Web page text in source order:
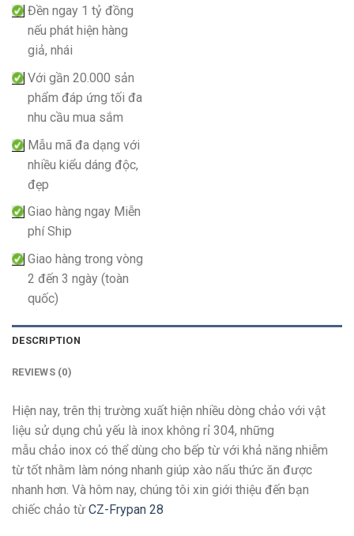
Đền ngay 1 tỷ đồng
nếu phát hiện hàng
giả, nhái
Với gần 20.000 sản
phẩm đáp ứng tối đa
nhu cầu mua sắm
Mẫu mã đa dạng với
nhiều kiểu dáng độc,
đẹp
Giao hàng ngay Miễn
phí Ship
Giao hàng trong vòng
2 đến 3 ngày (toàn
quốc)
DESCRIPTION
REVIEWS (0)
Hiện nay, trên thị trường xuất hiện nhiều dòng chảo với vật
liệu sử dụng chủ yếu là inox không rỉ 304, những
mẫu chảo inox có thể dùng cho bếp từ với khả năng nhiễm
từ tốt nhằm làm nóng nhanh giúp xào nấu thức ăn được
nhanh hơn. Và hôm nay, chúng tôi xin giới thiệu đến bạn
chiếc chảo từ CZ-Frypan 28